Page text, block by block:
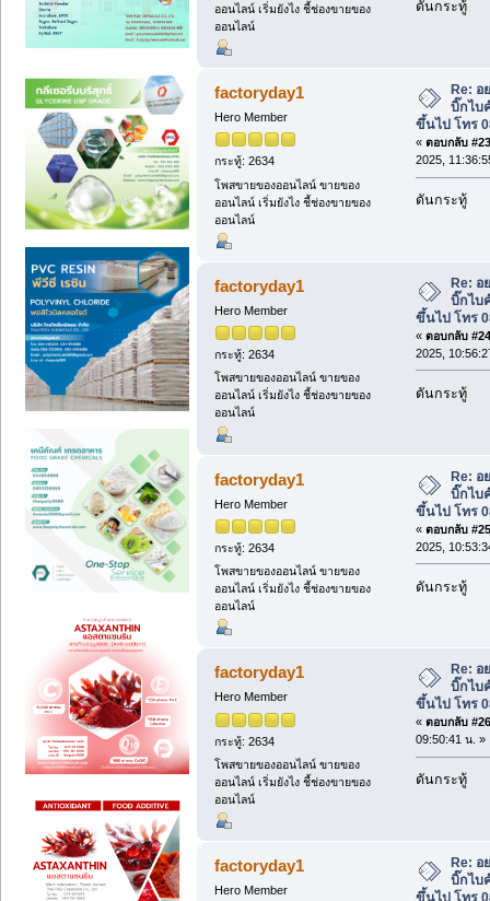
ออนไลน์ เริ่มยังไง ชี้ช่องขายของ
ออนไลน์
ดันกระทู้
factoryday1
Hero Member
กระทู้: 2634
โพสขายของออนไลน์ ขายของ
ออนไลน์ เริ่มยังไง ชี้ช่องขายของ
ออนไลน์
Re: อ
บิ๊กไบ
ขึ้นไป โทร
« ตอบกลับ
2025,
ดันกระทู้
factoryday1
Hero Member
กระทู้: 2634
โพสขายของออนไลน์ ขายของ
ออนไลน์ เริ่มยังไง ชี้ช่องขายของ
ออนไลน์
Re: อ
บิ๊กไบ
ขึ้นไป โทร
« ตอบกลับ
2025,
ดันกระทู้
factoryday1
Hero Member
กระทู้: 2634
โพสขายของออนไลน์ ขายของ
ออนไลน์ เริ่มยังไง ชี้ช่องขายของ
ออนไลน์
Re: อ
บิ๊กไบ
ขึ้นไป โทร
« ตอบกลับ
2025,
ดันกระทู้
factoryday1
Hero Member
กระทู้: 2634
โพสขายของออนไลน์ ขายของ
ออนไลน์ เริ่มยังไง ชี้ช่องขายของ
ออนไลน์
Re: อ
บิ๊กไบ
ขึ้นไป โทร
« ตอบกลับ
09:50:41 น. »
ดันกระทู้
factoryday1
Hero Member
Re: อ
บิ๊กไบ
ขึ้นไป โทร